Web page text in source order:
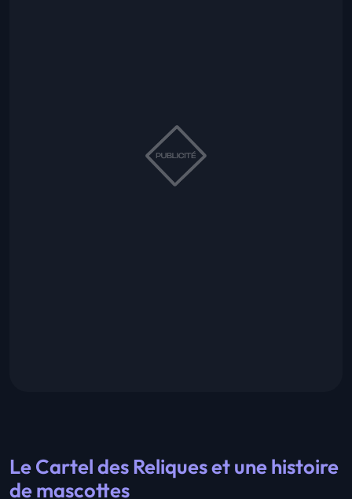
Le Cartel des Reliques et une histoire
de mascottes